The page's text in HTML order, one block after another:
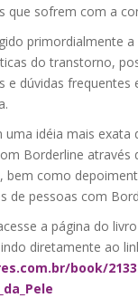
que sofrem com a
primordialmente
do transtorno,
dúvidas frequentes
uma idéia mais exata
Borderline através
bem como
de pessoas com
a página do livro
diretamente ao
book/